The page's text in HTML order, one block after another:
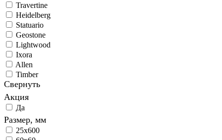
Travertine
Heidelberg
Statuario
Geostone
Lightwood
Ixora
Allen
Timber
Свернуть
Акция
Да
Размер, мм
25х600